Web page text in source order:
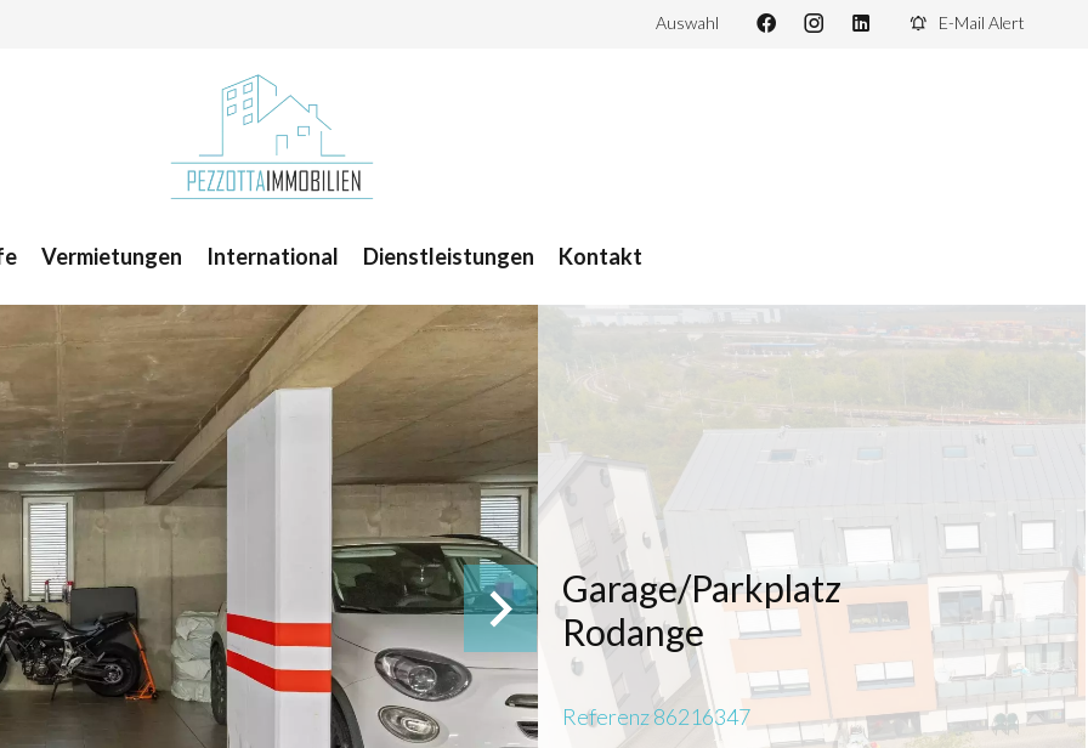
Auswahl E-Mail Alert
Vermietungen International Dienstleistungen Kontakt
Garage/Parkplatz
Rodange
Referenz86216347